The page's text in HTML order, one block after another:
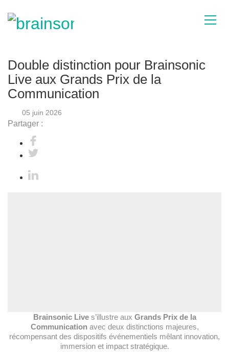
Double distinction pour Brainsonic
Live aux Grands Prix de la
Communication
05 juin 2026
Partager :
Brainsonic Lives’illustre aux Grands Prix de la
Communicationavec deux distinctions majeures,
récompensant des dispositifs événementiels mêlant innovation,
immersion et impact stratégique.